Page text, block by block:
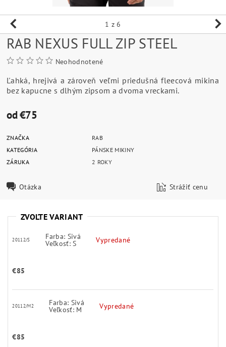
1 z 6
RAB NEXUS FULL ZIP STEEL
Neohodnotené
Ľahká, hrejivá a zároveň veľmi priedušná fleecová mikina
bez kapucne s dlhým zipsom a dvoma vreckami.
od €75
ZNAČKA
RAB
KATEGÓRIA
PÁNSKE MIKINY
ZÁRUKA
2 ROKY
Otázka Strážiť cenu
ZVOĽTE VARIANT
20112/S Farba: Sivá
Veľkosť: S Vypredané
€85
20112/M2 Farba: Sivá
Veľkosť: M Vypredané
€85